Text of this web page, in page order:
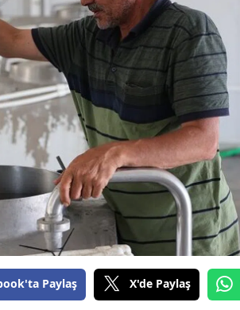
Paylaş X'de Paylaş